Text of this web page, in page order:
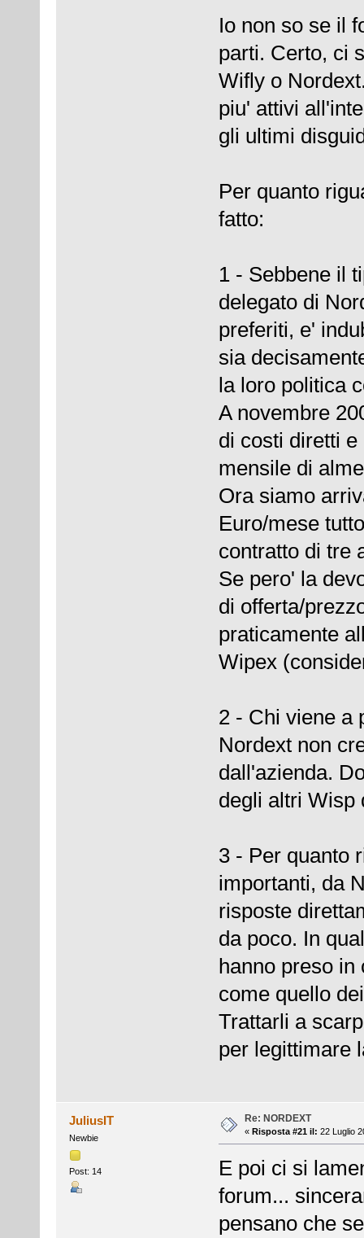
Io non so se il
parti. Certo, ci
Wifly o
piu' attivi
gli ultimi
Per quanto
fatto:
1 - Sebbene il
delegato di
preferiti, e'
sia
la loro politica
A novembre
di costi diretti
mensile di
Ora siamo
Euro/mese
contratto di tre
Se pero' la
di offerta/
praticamente
Wipex
2 - Chi viene a
Nordext non
dall'azienda.
degli altri Wisp
3 - Per quanto
importanti, da
risposte
da poco. In
hanno preso in
come quello
Trattarli a
per legittimare
JuliusIT
Newbie
Post: 14
Re: NORDEXT
« Risposta #21 il: 22 Luglio
E poi ci si
forum...
pensano che